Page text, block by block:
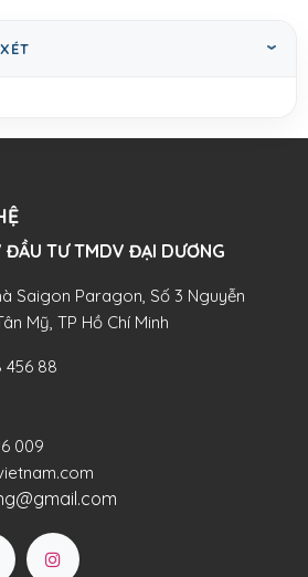
ĐẦU TƯ TMDV ĐẠI DƯƠNG​
Saigon Paragon, Số 3 Nguyễn
Mỹ, TP Hồ Chí Minh
456 88
009